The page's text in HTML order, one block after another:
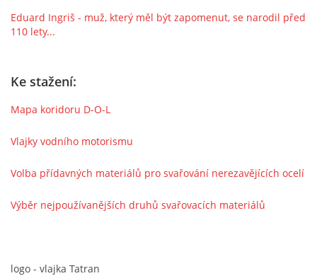
Eduard Ingriš - muž, který měl být zapomenut, se narodil před
110 lety...
Ke stažení:
Mapa koridoru D-O-L
Vlajky vodního motorismu
Volba přídavných materiálů pro svařování nerezavějících ocelí
Výběr nejpoužívanějších druhů svařovacích materiálů
logo - vlajka Tatran